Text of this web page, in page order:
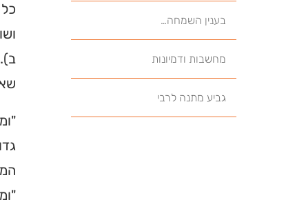
בענין השמחה…
מחשבות ודמיונות
גביע מתנה לרבי